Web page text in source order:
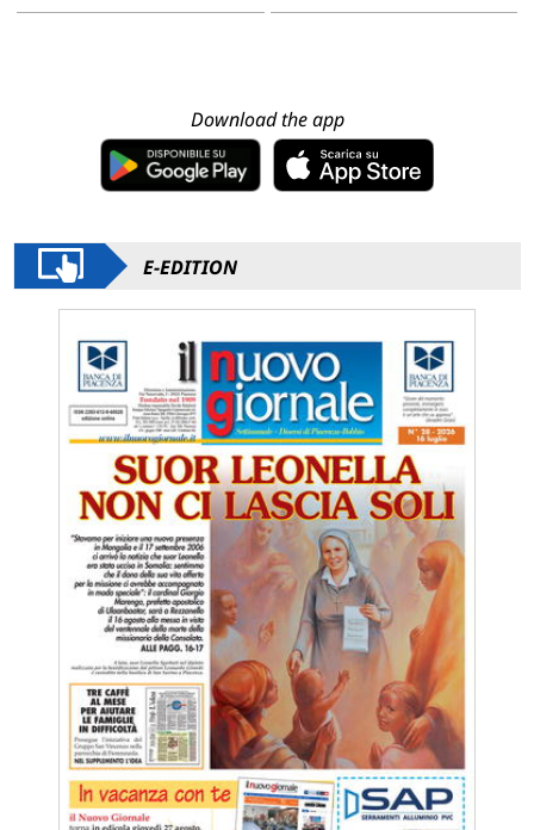
Download the app
E-EDITION